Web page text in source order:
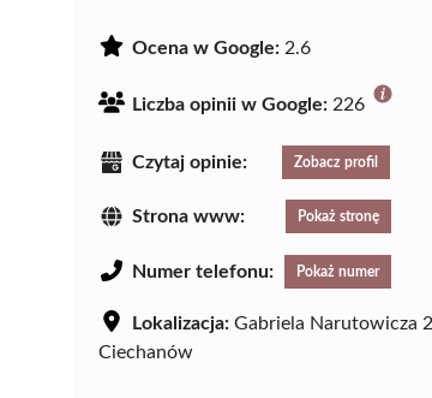
Ocena w Google: 2.6
Liczba opinii w Google: 226
Czytaj opinie: Zobacz profil
Strona www: Pokaż stronę
Numer telefonu: Pokaż numer
Lokalizacja: Gabriela Narutowicza
Ciechanów